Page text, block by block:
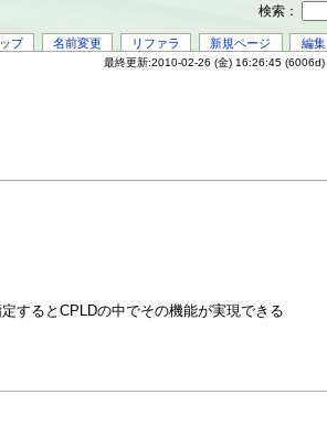
プ 名前変更 リファラ 新規ページ 編集
最終更新:2010-02-26 (金) 16:26:45 (6006d)
するとCPLDの中でその機能が実現できる
検索：